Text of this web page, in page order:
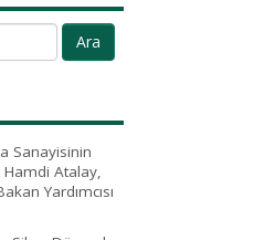
Ara
Sanayisinin
Atalay,
Yardımcısı